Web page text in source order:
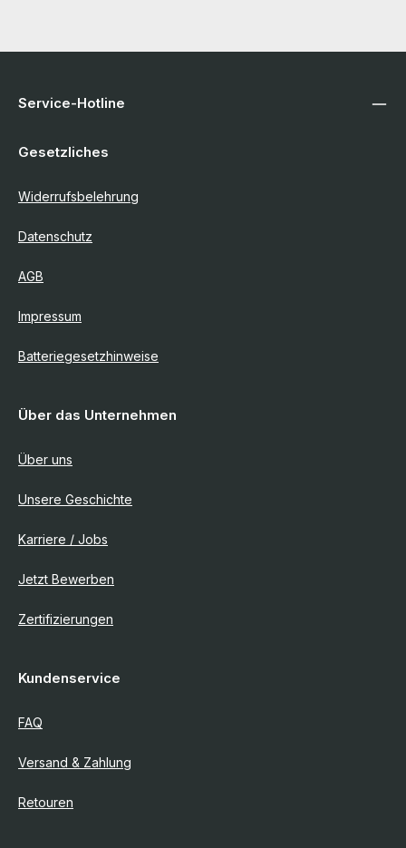
Service-Hotline
Gesetzliches
Widerrufsbelehrung
Datenschutz
AGB
Impressum
Batteriegesetzhinweise
Über das Unternehmen
Über uns
Unsere Geschichte
Karriere / Jobs
Jetzt Bewerben
Zertifizierungen
Kundenservice
FAQ
Versand & Zahlung
Retouren